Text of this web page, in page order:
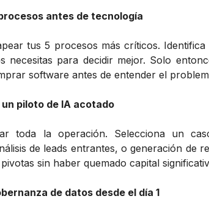
antes de tecnología
tus 5 procesos más críticos.
necesitas para decidir mejor. Solo
software antes de entender el
piloto de IA acotado
toda la operación. Selecciona un
de leads entrantes, o generación de
sin haber quemado capital
de datos desde el día 1